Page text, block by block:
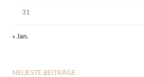
31
« Jan.
NEUESTE BEITRÄGE